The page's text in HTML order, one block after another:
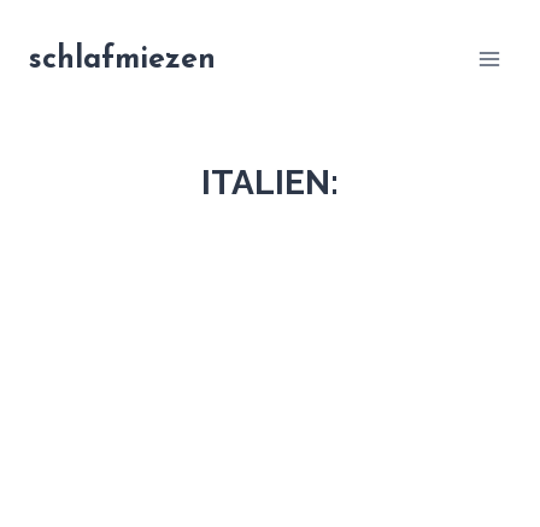
Inhaltschlafmiezen
ITALIEN: